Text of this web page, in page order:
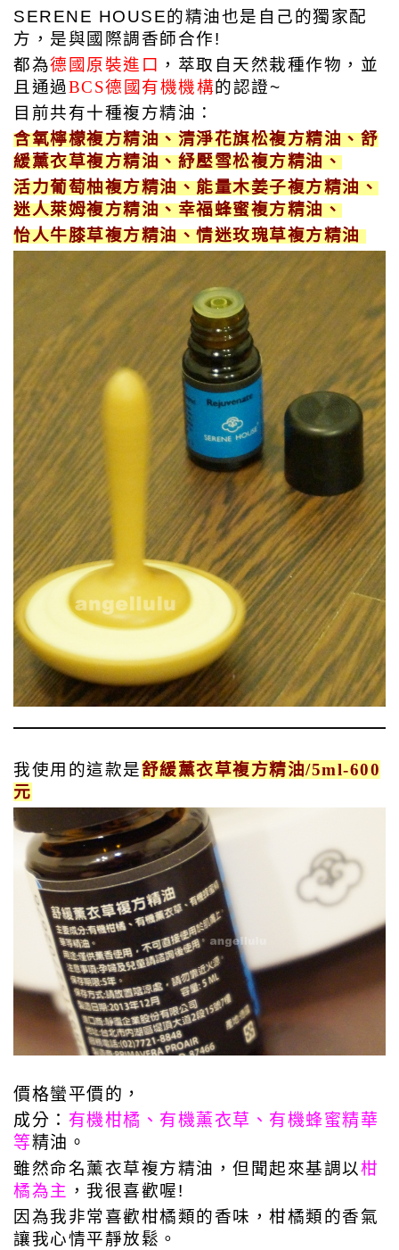
SERENE HOUSE的精油也是自己的獨家配
方， 是與國際調香師合作!
都為德國原裝進口 ，萃取自天然栽種作物， 並
且通過BCS德國有機機構的認證~
目前共有十種複方精油：
含氧檸檬複方精油、清淨花旗松複方精油、舒
緩薰衣草複方精油、紓壓雪松複方精油、
活力葡萄柚複方精油、能量木姜子複方精油、
迷人萊姆複方精油、幸福蜂蜜複方精油、
怡人牛膝草複方精油、情迷玫瑰草複方精油
我使用的這款是舒緩薰衣草複方精油/5ml-600
元
價格蠻平價的，
成分： 有機柑橘、有機薰衣草、有機蜂蜜精華
等精油。
雖然命名薰衣草複方精油，但聞起來基調以柑
橘為主 ，我很喜歡喔!
因為我非常喜歡柑橘類的香味，柑橘類的香氣
讓我心情平靜放鬆。